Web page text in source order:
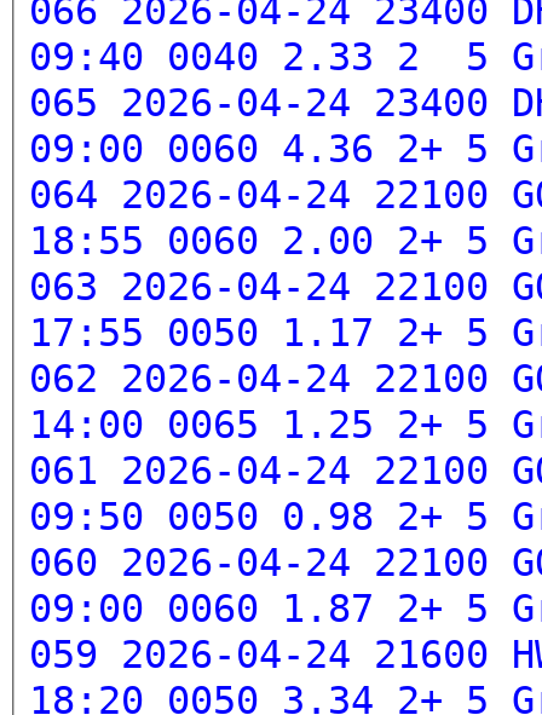
066 2026-04-24 23400
09:40 0040 2.33 2 5
065 2026-04-24 23400
09:00 0060 4.36 2+ 5
064 2026-04-24 22100
18:55 0060 2.00 2+ 5
063 2026-04-24 22100
17:55 0050 1.17 2+ 5
062 2026-04-24 22100
14:00 0065 1.25 2+ 5
061 2026-04-24 22100
09:50 0050 0.98 2+ 5
060 2026-04-24 22100
09:00 0060 1.87 2+ 5
059 2026-04-24 21600
18:20 0050 3.34 2+ 5